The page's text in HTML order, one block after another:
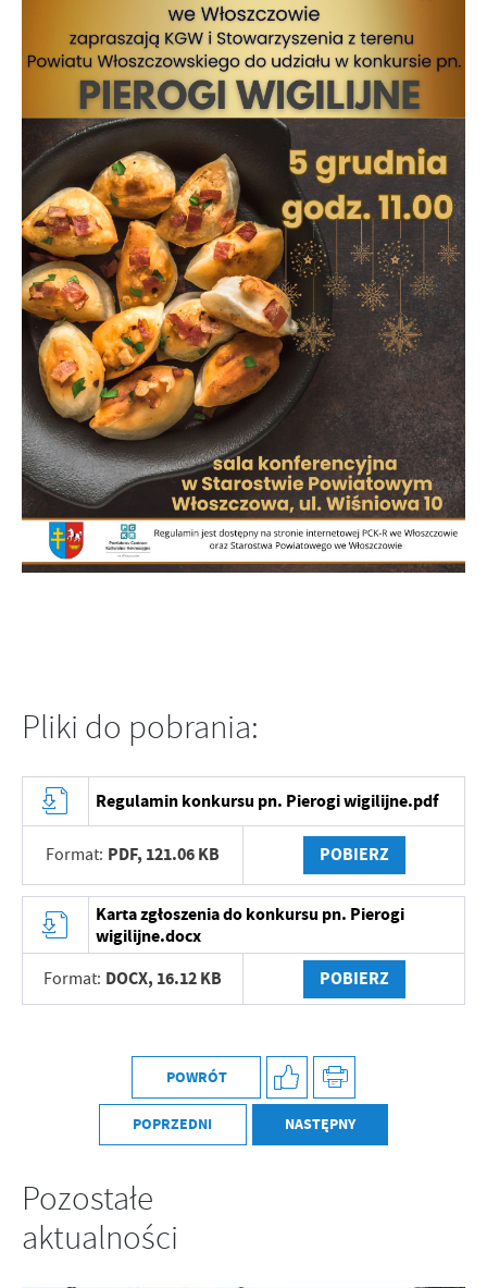
Pliki do pobrania:
Regulamin konkursu pn. Pierogi wigilijne.pdf
Format: PDF, 121.06 KB POBIERZ
Karta zgłoszenia do konkursu pn. Pierogi
wigilijne.docx
Format: DOCX, 16.12 KB POBIERZ
POWRÓT
POPRZEDNI NASTĘPNY
Pozostałe
aktualności